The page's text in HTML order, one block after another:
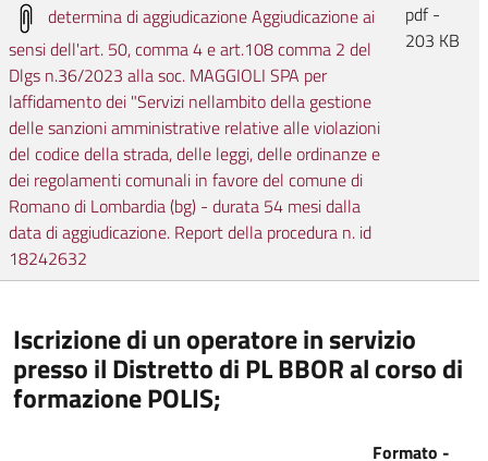
determina di aggiudicazione Aggiudicazione ai
sensi dell'art. 50, comma 4 e art.108 comma 2 del
Dlgs n.36/2023 alla soc. MAGGIOLI SPA per
laffidamento dei "Servizi nellambito della gestione
delle sanzioni amministrative relative alle violazioni
del codice della strada, delle leggi, delle ordinanze e
dei regolamenti comunali in favore del comune di
Romano di Lombardia (bg) - durata 54 mesi dalla
data di aggiudicazione. Report della procedura n. id
18242632
pdf -
203 KB
Iscrizione di un operatore in servizio
presso il Distretto di PL BBOR al corso di
formazione POLIS;
Formato -